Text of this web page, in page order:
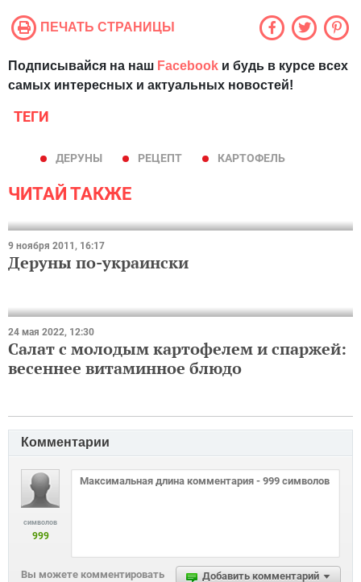
ПЕЧАТЬ СТРАНИЦЫ
Подписывайся на наш Facebook и будь в курсе всех
самых интересных и актуальных новостей!
ТЕГИ
ДЕРУНЫ РЕЦЕПТ КАРТОФЕЛЬ
ЧИТАЙ ТАКЖЕ
9 ноября 2011, 16:17
Деруны по-украински